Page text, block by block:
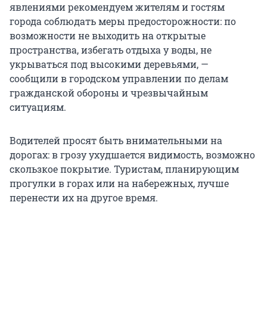
явлениями рекомендуем жителям и гостям
города соблюдать меры предосторожности: по
возможности не выходить на открытые
пространства, избегать отдыха у воды, не
укрываться под высокими деревьями, —
сообщили в городском управлении по делам
гражданской обороны и чрезвычайным
ситуациям.
Водителей просят быть внимательными на
дорогах: в грозу ухудшается видимость, возможно
скользкое покрытие. Туристам, планирующим
прогулки в горах или на набережных, лучше
перенести их на другое время.